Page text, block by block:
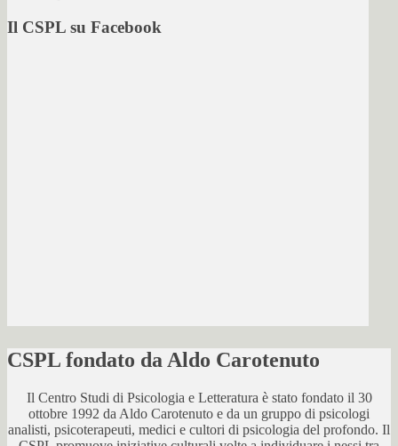
Il CSPL su Facebook
CSPL fondato da Aldo Carotenuto
Il Centro Studi di Psicologia e Letteratura è stato fondato il 30
ottobre 1992 da Aldo Carotenuto e da un gruppo di psicologi
analisti, psicoterapeuti, medici e cultori di psicologia del profondo. Il